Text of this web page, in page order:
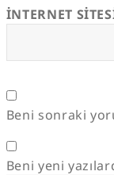
İNTERNET
Beni sonraki
Beni yeni